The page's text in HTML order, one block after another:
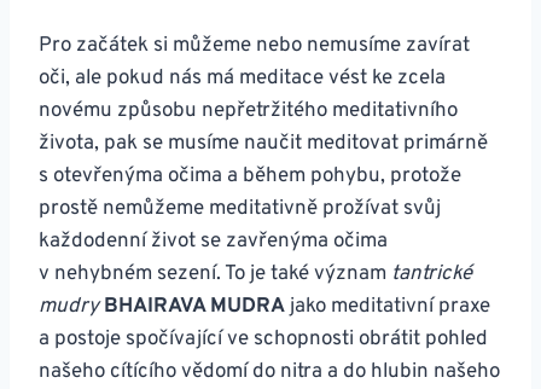
Pro začátek si můžeme nebo nemusíme zavírat
oči, ale pokud nás má meditace vést ke zcela
novému způsobu nepřetržitého meditativního
života, pak se musíme naučit meditovat primárně
s otevřenýma očima a během pohybu, protože
prostě nemůžeme meditativně prožívat svůj
každodenní život se zavřenýma očima
v nehybném sezení. To je také význam tantrické
mudry BHAIRAVA MUDRA jako meditativní praxe
a postoje spočívající ve schopnosti obrátit pohled
našeho cítícího vědomí do nitra a do hlubin našeho